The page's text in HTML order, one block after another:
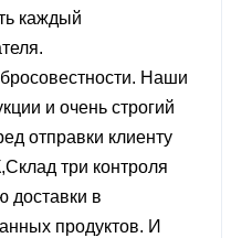
каждый
Наши
и очень строгий
отправки клиенту
три контроля
доставки в
продуктов. И